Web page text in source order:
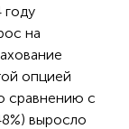
на
опцией
сравнению с
выросло